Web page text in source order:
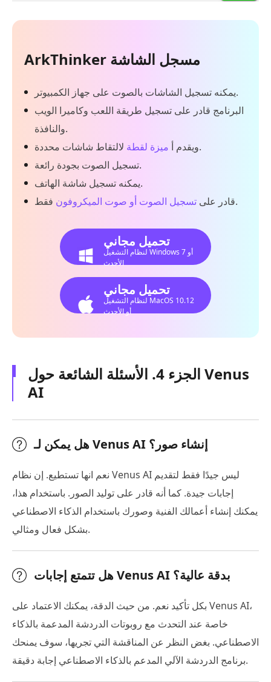
ArkThinker مسجل الشاشة
يمكنه تسجيل الشاشات بالصوت على جهاز الكمبيوتر.
البرنامج قادر على تسجيل طريقة اللعب وكاميرا الويب
والنافذة.
ويقدم أ ميزة لقطة
لالتقاط شاشات محددة.
تسجيل الصوت بجودة رائعة.
يمكنه تسجيل شاشة الهاتف.
قادر على تسجيل الصوت أو صوت الميكروفون فقط.
تحميل مجاني
لنظام التشغيل Windows 7 أو
الأحدث
تحميل مجاني
لنظام التشغيل MacOS 10.12
أو الأحدث
الجزء 4. الأسئلة الشائعة حول Venus
AI
هل يمكن لـ Venus AI إنشاء صور؟
نعم انها تستطيع. إن نظام Venus AI ليس جيدًا فقط لتقديم
إجابات جيدة. كما أنه قادر على توليد الصور. باستخدام هذا،
يمكنك إنشاء أعمالك الفنية وصورك باستخدام الذكاء الاصطناعي
بشكل فعال ومثالي.
هل تتمتع إجابات Venus AI بدقة عالية؟
بكل تأكيد نعم. من حيث الدقة، يمكنك الاعتماد على Venus AI،
خاصة عند التحدث مع روبوتات الدردشة المدعمة بالذكاء
الاصطناعي. بغض النظر عن المناقشة التي تجريها، سوف يمنحك
برنامج الدردشة الآلي المدعم بالذكاء الاصطناعي إجابة دقيقة.